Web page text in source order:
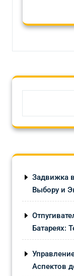
Задвижка
Выбору и
Батареях:
Аспектов